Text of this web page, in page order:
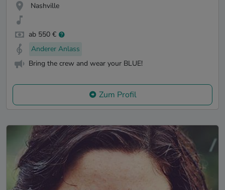
Nashville
ab 550 €
Anderer Anlass
Bring the crew and wear your BLUE!
Zum Profil